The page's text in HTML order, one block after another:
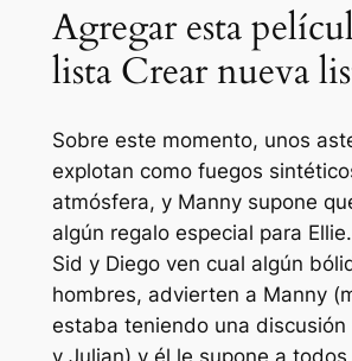
Agregar esta
lista Crear nueva
Sobre este momento, unos
explotan como fuegos
atmósfera, y Manny supone
algún regalo especial para
Sid y Diego ven cual algún
hombres, advierten a Manny
estaba teniendo una discusión
y Julian) y él le supone a